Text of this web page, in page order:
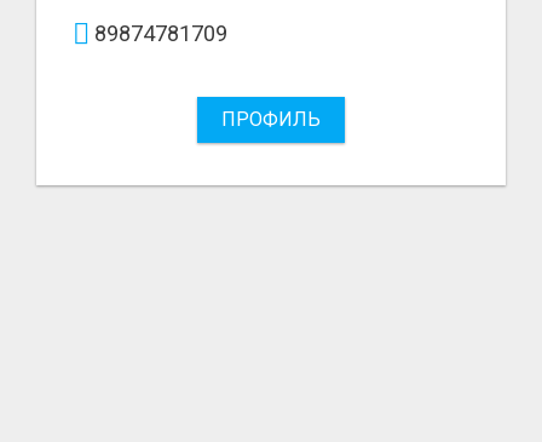
89874781709
ПРОФИЛЬ